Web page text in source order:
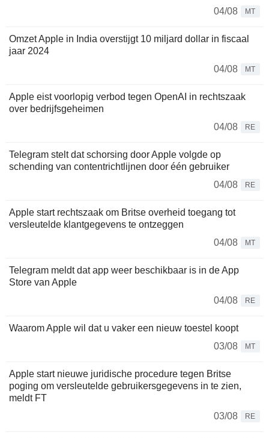
04/08
MT
Omzet Apple in India overstijgt 10 miljard dollar in fiscaal
jaar 2024
04/08
MT
Apple eist voorlopig verbod tegen OpenAI in rechtszaak
over bedrijfsgeheimen
04/08
RE
Telegram stelt dat schorsing door Apple volgde op
schending van contentrichtlijnen door één gebruiker
04/08
RE
Apple start rechtszaak om Britse overheid toegang tot
versleutelde klantgegevens te ontzeggen
04/08
MT
Telegram meldt dat app weer beschikbaar is in de App
Store van Apple
04/08
RE
Waarom Apple wil dat u vaker een nieuw toestel koopt
03/08
MT
Apple start nieuwe juridische procedure tegen Britse
poging om versleutelde gebruikersgegevens in te zien,
meldt FT
03/08
RE